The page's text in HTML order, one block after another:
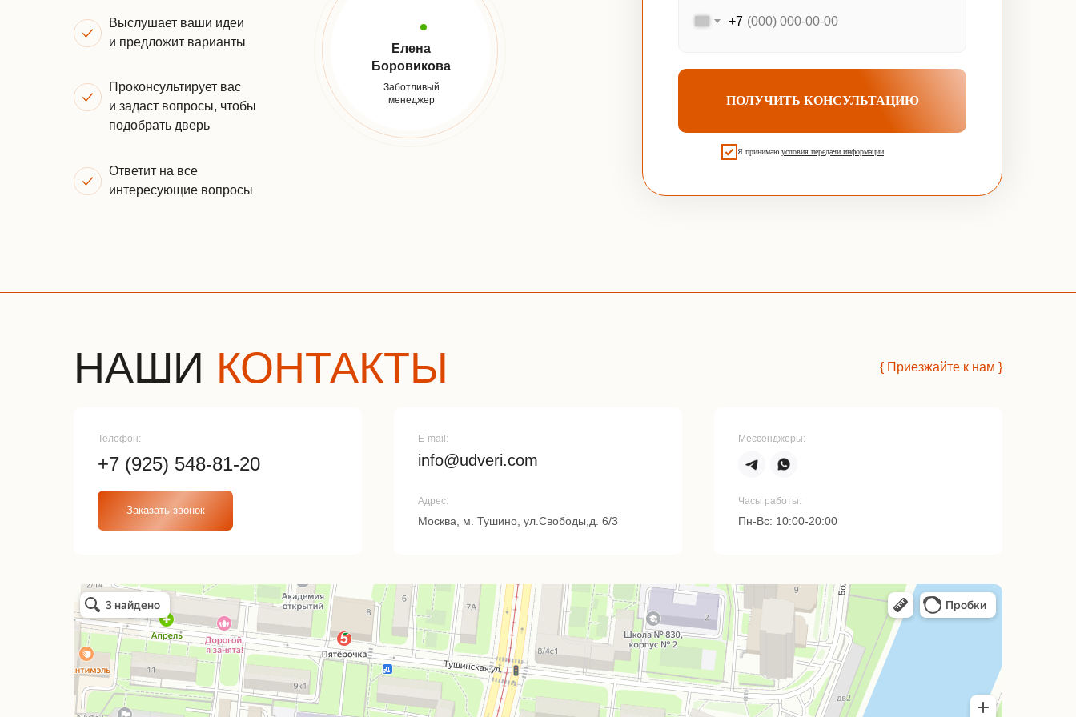
Проконсультирует вас
и задаст вопросы, чтобы
подобрать дверь
Ответит на все
интересующие вопросы
Выслушает ваши идеи
и предложит варианты
Я принимаю условия передачи информации
Елена
Боровикова
Заботливый
менеджер
+7
ПОЛУЧИТЬ КОНСУЛЬТАЦИЮ
Телефон: E-mail: Мессенджеры:
Адрес:
+7 (925) 548-81-20 info@udveri.com
Москва, м. Тушино, ул.Свободы,д. 6/3
Заказать звонок
Пн-Вс: 10:00-20:00
Часы работы:
НАШИ КОНТАКТЫ { Приезжайте к нам }